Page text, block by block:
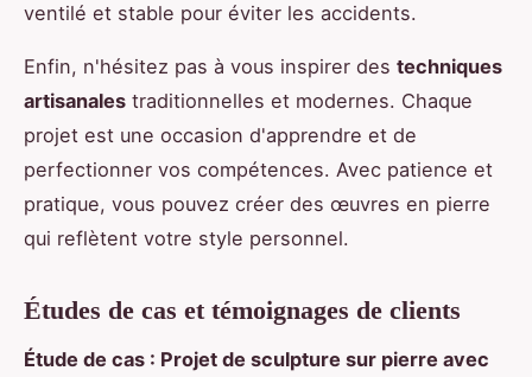
ventilé et stable pour éviter les accidents.
Enfin, n'hésitez pas à vous inspirer des techniques
artisanales traditionnelles et modernes. Chaque
projet est une occasion d'apprendre et de
perfectionner vos compétences. Avec patience et
pratique, vous pouvez créer des œuvres en pierre
qui reflètent votre style personnel.
Études de cas et témoignages de clients
Étude de cas : Projet de sculpture sur pierre avec